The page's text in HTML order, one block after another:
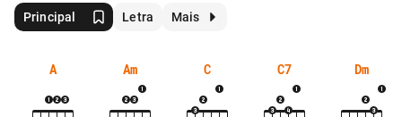
Principal Letra Mais
A Am C C7 Dm